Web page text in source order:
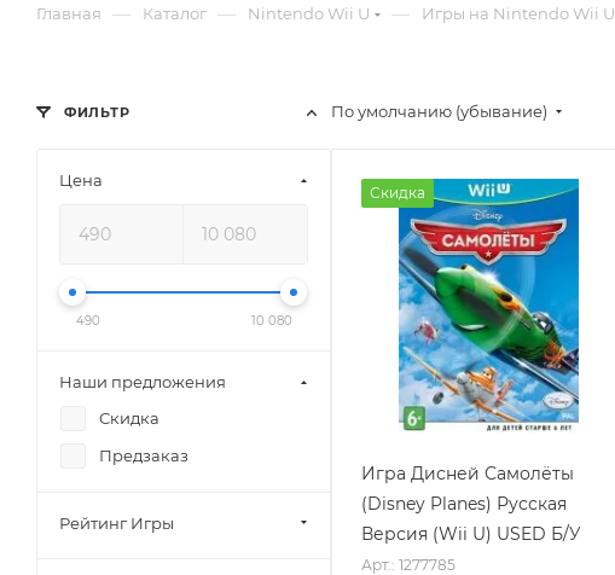
Главная — Каталог — Nintendo Wii U — Игры на Nintendo Wii U
По умолчанию (убывание)
Скидка
Игра Дисней Самолёты
(Disney Planes) Русская
Версия (Wii U) USED Б/У
Арт.: 1277785
ФИЛЬТР
Цена
490 10 080
Наши предложения
Скидка
Предзаказ
Рейтинг Игры